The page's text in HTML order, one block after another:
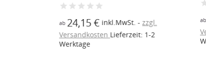
ab 20,65 €inkl.MwSt. zzgl.
VersandkostenLieferzeit: 1-2
Werktage